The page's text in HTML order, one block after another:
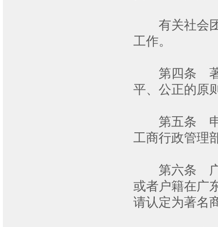
有关社会团
工作。
第四条 著名
平、公正的原
第五条 申请
工商行政管理
第六条 广东
或者户籍在广
请认定为著名